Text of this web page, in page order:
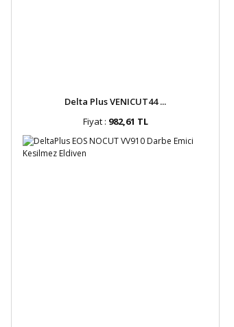
Delta Plus VENICUT44 ...
Fiyat : 982,61 TL